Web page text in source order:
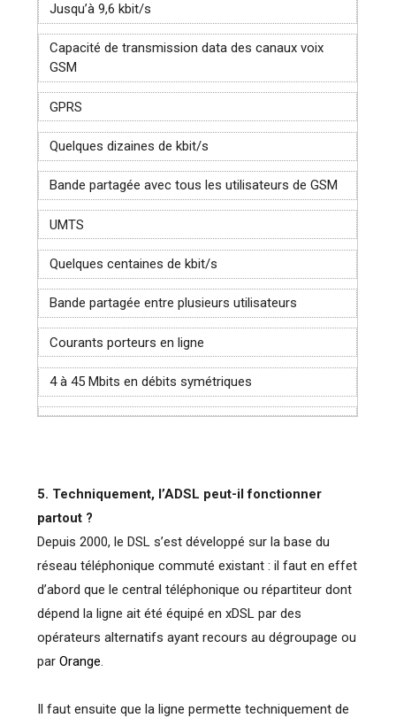
Jusqu’à 9,6 kbit/s
Capacité de transmission data des canaux voix
GSM
GPRS
Quelques dizaines de kbit/s
Bande partagée avec tous les utilisateurs de GSM
UMTS
Quelques centaines de kbit/s
Bande partagée entre plusieurs utilisateurs
Courants porteurs en ligne
4 à 45 Mbits en débits symétriques
5. Techniquement, l’ADSL peut-il fonctionner
partout ?
Depuis 2000, le DSL s’est développé sur la base du
réseau téléphonique commuté existant : il faut en effet
d’abord que le central téléphonique ou répartiteur dont
dépend la ligne ait été équipé en xDSL par des
opérateurs alternatifs ayant recours au dégroupage ou
parOrange.
Il faut ensuite que la ligne permette techniquement de